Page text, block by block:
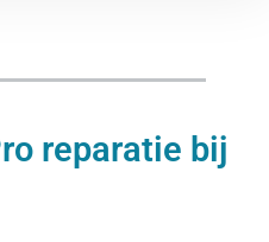
reparatie bij